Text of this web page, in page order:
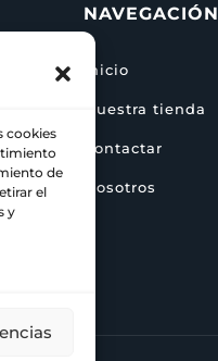
cookies
de
el
y
NAVEGACIÓN
Inicio
Nuestra tienda
Contactar
Nosotros